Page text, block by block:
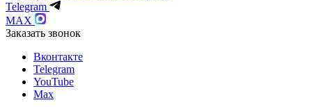
Telegram
MAX
Заказать звонок
Вконтакте
Telegram
YouTube
Max